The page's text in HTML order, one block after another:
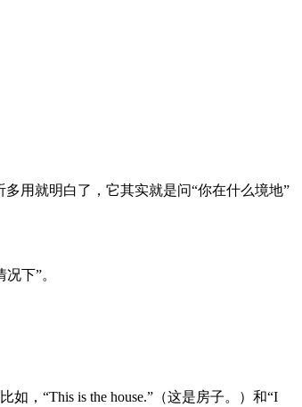
用就明白了，它其实就是问“你在什么境地”
下”。
，“This is the house.”（这是房子。）和“I